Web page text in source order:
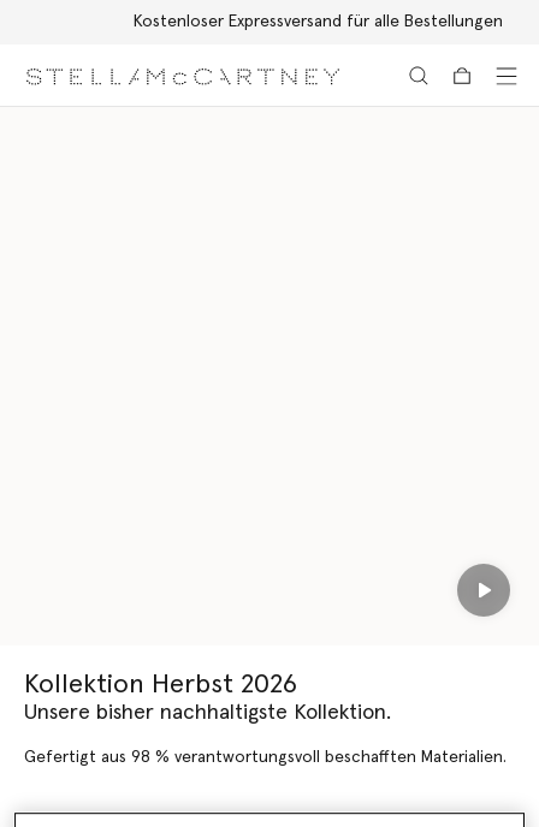
Kostenloser Expressversand für alle Bestellungen
Play
Kollektion Herbst 2026
Unsere bisher nachhaltigste Kollektion.
Gefertigt aus 98 % verantwortungsvoll beschafften Materialien.
HERBST 2026 SHOPPEN NEUHEITEN SHOPPEN